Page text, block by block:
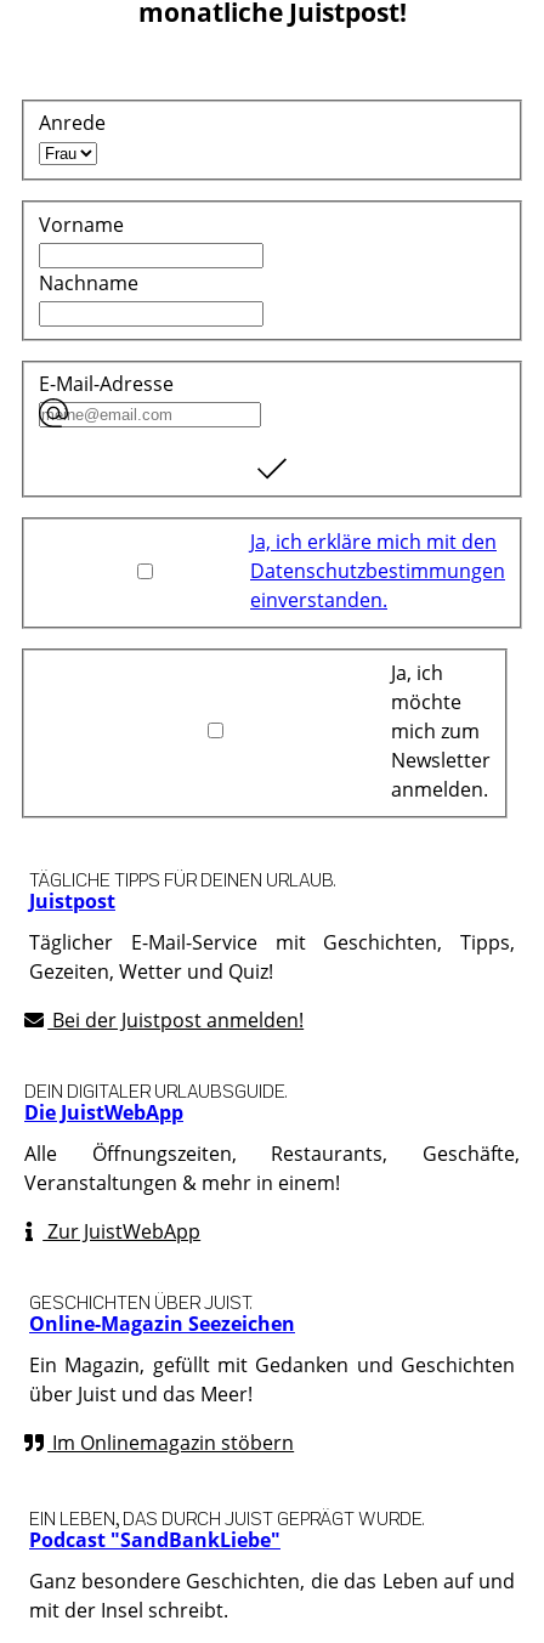
monatliche Juistpost!
Anrede
Vorname
Nachname
E-Mail-Adresse
Ja, ich erkläre mich mit den
Datenschutzbestimmungen
einverstanden.
Ja, ich
möchte
mich zum
Newsletter
anmelden.
Juistpost
TÄGLICHE TIPPS FÜR DEINEN URLAUB.
Täglicher E-Mail-Service mit Geschichten, Tipps,
Gezeiten, Wetter und Quiz!
Bei der Juistpost anmelden!
Die JuistWebApp
DEIN DIGITALER URLAUBSGUIDE.
Alle Öffnungszeiten, Restaurants, Geschäfte,
Veranstaltungen & mehr in einem!
Zur JuistWebApp
Online-Magazin Seezeichen
GESCHICHTEN ÜBER JUIST.
Ein Magazin, gefüllt mit Gedanken und Geschichten
über Juist und das Meer!
Im Onlinemagazin stöbern
Podcast "SandBankLiebe"
EIN LEBEN, DAS DURCH JUIST GEPRÄGT WURDE.
Ganz besondere Geschichten, die das Leben auf und
mit der Insel schreibt.